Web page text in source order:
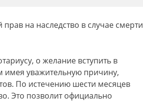
на наследство в случае смерти
о желание вступить в
имея уважительную причину,
По истечению шести месяцев
Это позволит официально